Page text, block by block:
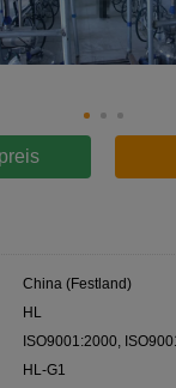
China (Festland)
HL
ISO9001:2000,
HL-G1